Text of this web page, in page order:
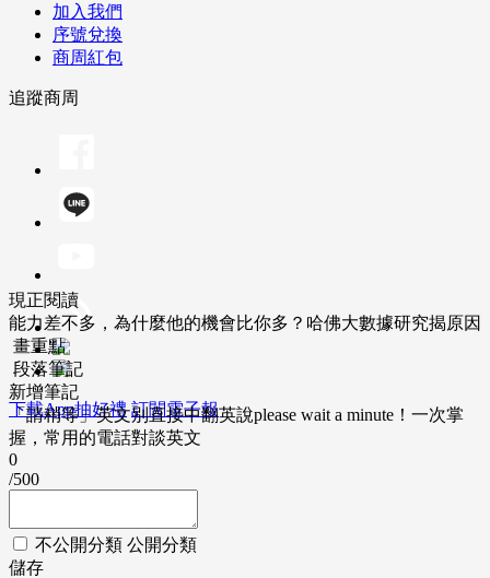
加入我們
序號兌換
商周紅包
追蹤商周
下載App抽好禮 訂閱電子報
現正閱讀
能力差不多，為什麼他的機會比你多？哈佛大數據研究揭原因
畫重點
段落筆記
新增筆記
「請稍等」英文別直接中翻英說please wait a minute！一次掌
握，常用的電話對談英文
0
/500
不公開分類 公開分類
儲存